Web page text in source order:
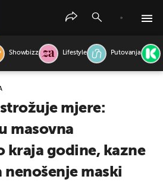
Showbizz Lifestyle Putovanja
mjere:
masovna
kraja godine, kazne
nenošenje maski